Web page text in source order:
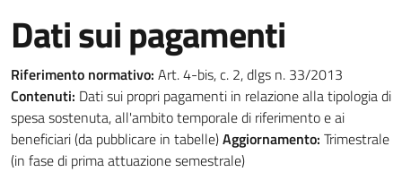
Dati sui pagamenti
Riferimento normativo: Art. 4-bis, c. 2, dlgs n. 33/2013
Contenuti: Dati sui propri pagamenti in relazione alla tipologia di
spesa sostenuta, all'ambito temporale di riferimento e ai
beneficiari (da pubblicare in tabelle)Aggiornamento: Trimestrale
(in fase di prima attuazione semestrale)